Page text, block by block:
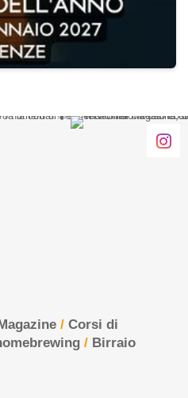
/ Corsi di
/ Birraio